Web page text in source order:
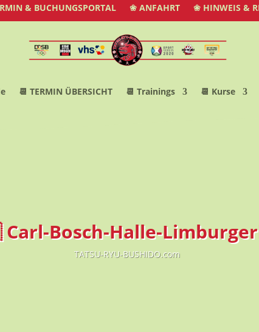
& BUCHUNGSPORTAL ❀ ANFAHRT ❀ HINWEIS &
📆 TERMIN ÜBERSICHT 📆 Trainings 📆 Kurse
Bosch-Halle-
TATSU-RYU-BUSHIDO.com